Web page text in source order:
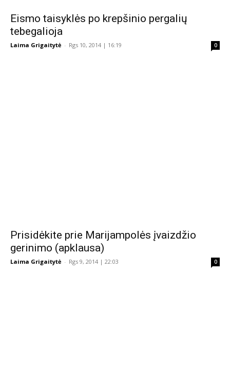
Eismo taisyklės po krepšinio pergalių
tebegalioja
Laima Grigaitytė - Rgs 10, 2014 | 16:19 0
Prisidėkite prie Marijampolės įvaizdžio
gerinimo (apklausa)
Laima Grigaitytė - Rgs 9, 2014 | 22:03 0